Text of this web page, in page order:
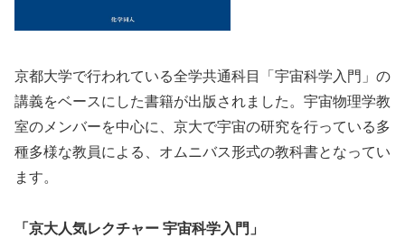
京都大学で行われている全学共通科目「宇宙科学入門」の
講義をベースにした書籍が出版されました。宇宙物理学教
室のメンバーを中心に、京大で宇宙の研究を行っている多
種多様な教員による、オムニバス形式の教科書となってい
ます。
「京大人気レクチャー 宇宙科学入門」